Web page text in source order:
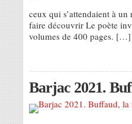
ceux qui s’attendaient à
faire découvrir Le poète
volumes de 400 pages. […]
Barjac 2021.